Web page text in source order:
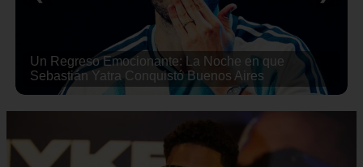
Un Regreso Emocionante: La Noche en que
Sebastián Yatra Conquistó Buenos Aires